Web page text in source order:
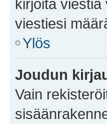
kirjoita
viestiesi
Ylös
Joudun
Vain